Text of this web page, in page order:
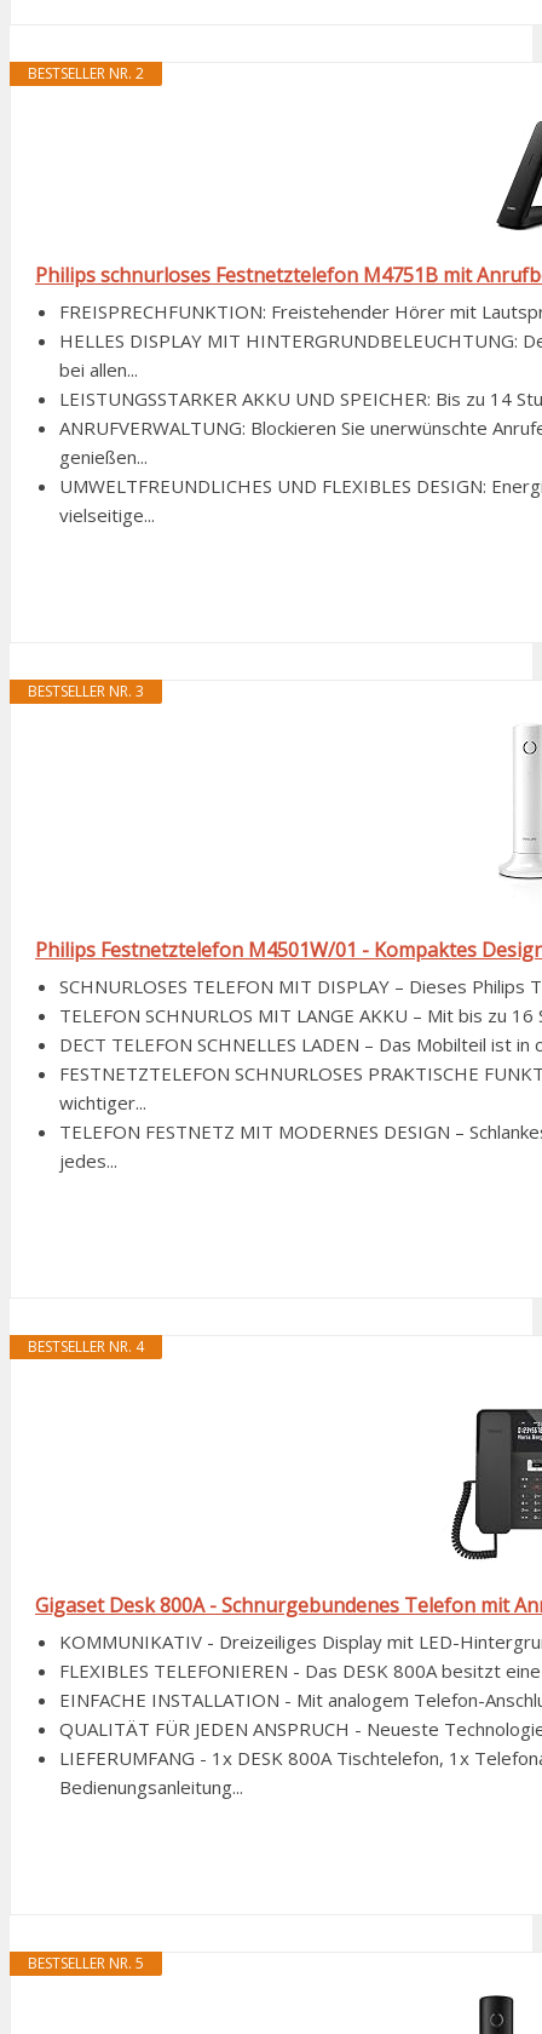
BESTSELLER NR. 2
Philips schnurloses Festnetztelefon M4751B mit
FREISPRECHFUNKTION: Freistehender Hörer mit
HELLES DISPLAY MIT
bei allen...
LEISTUNGSSTARKER AKKU UND SPEICHER: Bis zu 14
ANRUFVERWALTUNG: Blockieren Sie unerwünschte
genießen...
UMWELTFREUNDLICHES UND FLEXIBLES DESIGN:
vielseitige...
BESTSELLER NR. 3
Philips Festnetztelefon M4501W/01 - Kompaktes
SCHNURLOSES TELEFON MIT DISPLAY – Dieses
TELEFON SCHNURLOS MIT LANGE AKKU – Mit bis zu
DECT TELEFON SCHNELLES LADEN – Das Mobilteil ist
FESTNETZTELEFON SCHNURLOSES PRAKTISCHE
wichtiger...
TELEFON FESTNETZ MIT MODERNES DESIGN –
jedes...
BESTSELLER NR. 4
Gigaset Desk 800A - Schnurgebundenes Telefon mit
KOMMUNIKATIV - Dreizeiliges Display mit LED-
FLEXIBLES TELEFONIEREN - Das DESK 800A besitzt
EINFACHE INSTALLATION - Mit analogem Telefon-
QUALITÄT FÜR JEDEN ANSPRUCH - Neueste
LIEFERUMFANG - 1x DESK 800A Tischtelefon, 1x
Bedienungsanleitung...
BESTSELLER NR. 5